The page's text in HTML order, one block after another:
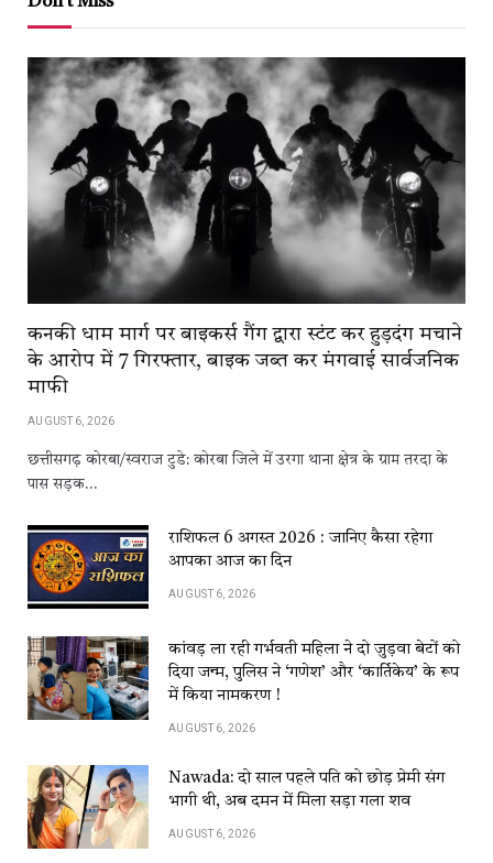
कनकी धाम मार्ग पर बाइकर्स गैंग द्वारा स्टंट कर हुड़दंग मचाने
के आरोप में 7 गिरफ्तार, बाइक जब्त कर मंगवाई सार्वजनिक
माफी
AUGUST 6, 2026
छत्तीसगढ़ कोरबा/स्वराज टुडे: कोरबा जिले में उरगा थाना क्षेत्र के ग्राम तरदा के
पास सड़क…
राशिफल 6 अगस्त 2026 : जानिए कैसा रहेगा
आपका आज का दिन
AUGUST 6, 2026
कांवड़​​ ला​​ रही​​ गर्भवती महिला ने दो जुड़वा बेटों को
दिया जन्म, पुलिस ने ‘गणेश’ और ‘कार्तिकेय’ के रूप
में किया नामकरण !
AUGUST 6, 2026
Nawada: दो साल पहले पति को छोड़ प्रेमी संग
भागी थी, अब दमन में मिला सड़ा गला शव
AUGUST 6, 2026